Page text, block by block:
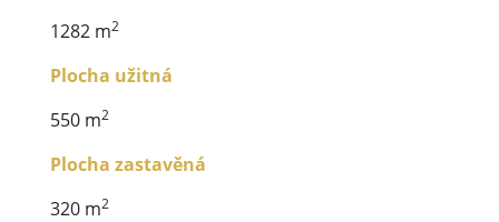
1282 m2
Plocha užitná
550 m2
Plocha zastavěná
320 m2